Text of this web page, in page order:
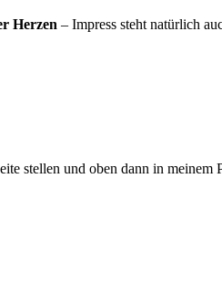
Herzen – Impress steht natürlich
stellen und oben dann in